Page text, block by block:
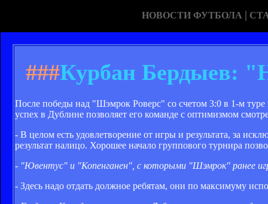
НОВОСТИ ФУТБОЛА |
###Курбан Бердыев:
После победы над "Шэмрок Роверс" со счетом 3:0 в 1-м
успех в Дублине позволяет его команде с оптимизмом
- В целом есть удовлетворение от игры и результата, за
результат налицо. Хорошее начало группового турнира
- "Ювентус" и "Копенганен", с которыми "Шэмрок" ранее
- Здесь надо отдать должное ребятам, они по максимуму